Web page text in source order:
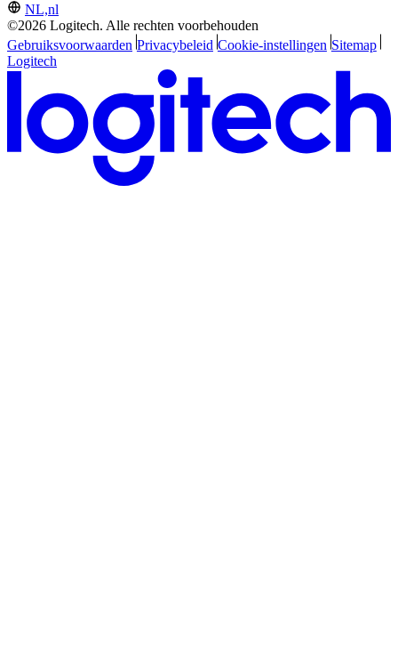
NL,nl
©2026 Logitech. Alle rechten voorbehouden
Gebruiksvoorwaarden Privacybeleid Cookie-instellingen Sitemap
Logitech